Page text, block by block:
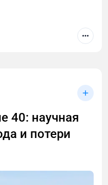
40: научная
и потери